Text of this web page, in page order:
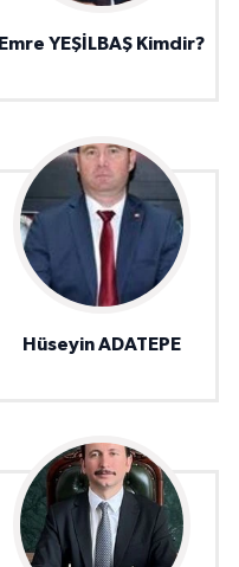
Emre YEŞİLBAŞ Kimdir?
Hüseyin ADATEPE